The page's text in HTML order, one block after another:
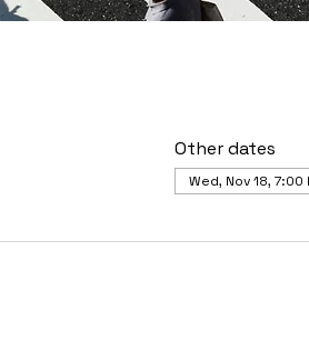
Other dates
Wed, Nov 18, 7:00